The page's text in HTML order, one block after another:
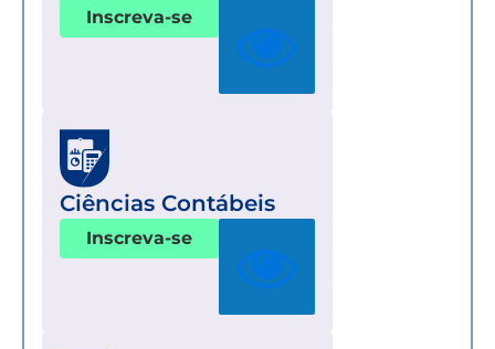
Inscreva-se
Ciências Contábeis
Inscreva-se